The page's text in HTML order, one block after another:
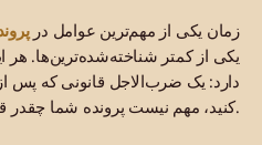
زمان یکی از مهم‌ترین عوامل در
یکی از کمتر شناخته‌شده‌ترین‌ها. هر
دارد: یک ضرب‌الاجل قانونی که پس
کنید، مهم نیست پرونده شما چقدر قوی باشد.